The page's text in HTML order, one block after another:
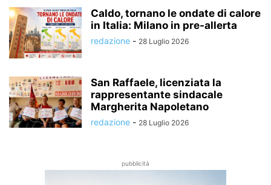
Caldo, tornano le ondate di calore
in Italia: Milano in pre-allerta
redazione - 28 Luglio 2026
San Raffaele, licenziata la
rappresentante sindacale
Margherita Napoletano
redazione - 28 Luglio 2026
pubblicità